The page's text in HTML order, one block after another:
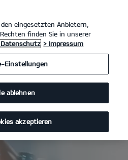
eingesetzten Anbietern,
finden Sie in unserer
Datenschutz > Impressum
Einstellungen
ablehnen
akzeptieren